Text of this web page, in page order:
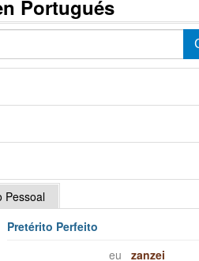
Portugués
Pessoal
Pretérito Perfeito
eu
zanzei